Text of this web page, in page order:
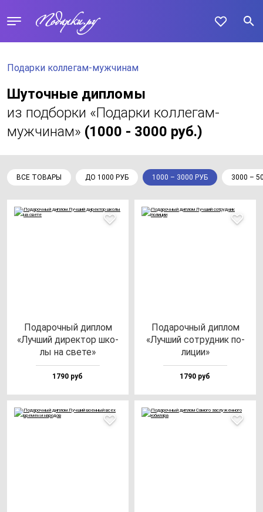
Подарки коллегам-мужчинам
Шуточные дипломы
из подборки «Подарки коллегам-
мужчинам» (1000 - 3000 руб.)
ВСЕ ТОВАРЫ ДО 1000 РУБ 1000 – 3000 РУБ 3000 –
Пода­роч­ный дип­лом
«Луч­ший ди­рек­тор шко­
лы на све­те»
1790 руб
Пода­роч­ный дип­лом
«Луч­ший сот­руд­ник по­
ли­ции»
1790 руб